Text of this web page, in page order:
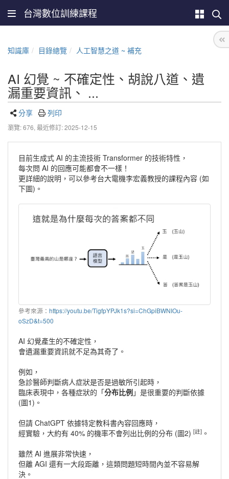
台灣數位訓練課程
知識庫 目錄總覽 人工智慧之道 ~ 補充
AI 幻覺 ~ 不確定性、胡說八道、遺
漏重要資訊、 ...
分享 列印
瀏覽: 676, 最近修訂: 2025-12-15
目前生成式 AI 的主流技術 Transformer 的技術特性，
每次問 AI 的回應可能都會不一樣！
更詳細的說明，可以參考台大電機李宏義教授的課程內容 (如
下圖)。
參考來源： https://youtu.be/TigfpYPJk1s?si=ChGpiBWNIOu-
oSzD&t=500
AI 幻覺產生的不確定性，
會遺漏重要資訊就不足為其奇了。
例如，
急診醫師判斷病人症狀是否是過敏所引起時，
臨床表現中，各種症狀的「分布比例」是很重要的判斷依據
(圖1)。
但請 ChatGPT 依據特定教科書內容回應時，
經實驗，大約有 40% 的機率不會列出比例的分布 (圖2) [註] 。
雖然 AI 進展非常快速，
但離 AGI 還有一大段距離，這類問題短時間內並不容易解
決。